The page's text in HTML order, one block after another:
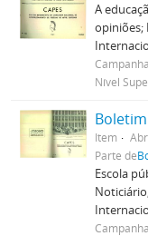
A
opiniões;
Nível
Item
Parte de
Escola